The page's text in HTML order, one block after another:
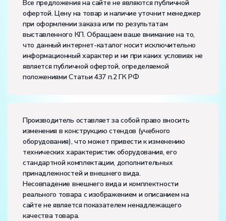
Диапазон рабочих температур, ˚С:-10…+50
Влажность, %:до 80
Количество человек, которое одновременно и
активно может работать на комплекте:2
Все предложения на сайте не являются публичной
офертой. Цену на товар и наличие уточнит менеджер
при оформлении заказа или по результатам
выставленного КП. Обращаем ваше внимание на то,
что данный интернет-каталог носит исключительно
информационный характер и ни при каких условиях не
является публичной офертой, определяемой
положениями Статьи 437 п.2 ГК РФ
Производитель оставляет за собой право вносить
изменения в конструкцию стендов (учебного
оборудования), что может привести к изменению
технических характеристик оборудования, его
стандартной комплектации, дополнительных
принадлежностей и внешнего вида.
Несовпадение внешнего вида и комплектности
реального товара с изображением и описанием на
сайте не является показателем ненадлежащего
качества товара.